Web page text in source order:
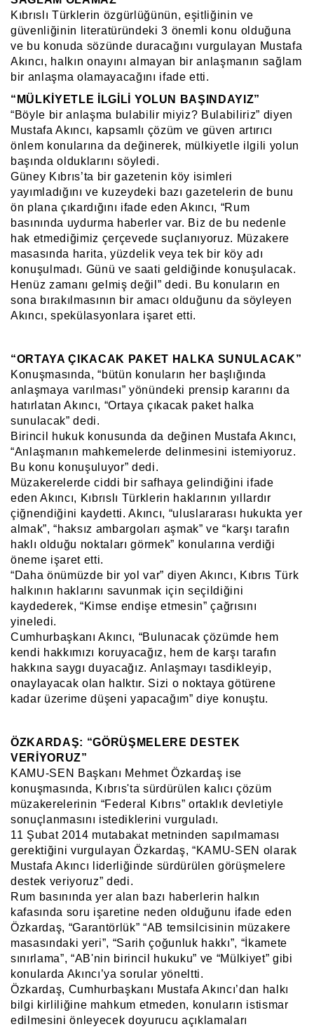
Kıbrıslı Türklerin özgürlüğünün, eşitliğinin ve
güvenliğinin literatüründeki 3 önemli konu olduğuna
ve bu konuda sözünde duracağını vurgulayan Mustafa
Akıncı, halkın onayını almayan bir anlaşmanın sağlam
bir anlaşma olamayacağını ifade etti.
“MÜLKİYETLE İLGİLİ YOLUN BAŞINDAYIZ”
“Böyle bir anlaşma bulabilir miyiz? Bulabiliriz” diyen
Mustafa Akıncı, kapsamlı çözüm ve güven artırıcı
önlem konularına da değinerek, mülkiyetle ilgili yolun
başında olduklarını söyledi.
Güney Kıbrıs’ta bir gazetenin köy isimleri
yayımladığını ve kuzeydeki bazı gazetelerin de bunu
ön plana çıkardığını ifade eden Akıncı, “Rum
basınında uydurma haberler var. Biz de bu nedenle
hak etmediğimiz çerçevede suçlanıyoruz. Müzakere
masasında harita, yüzdelik veya tek bir köy adı
konuşulmadı. Günü ve saati geldiğinde konuşulacak.
Henüz zamanı gelmiş değil” dedi. Bu konuların en
sona bırakılmasının bir amacı olduğunu da söyleyen
Akıncı, spekülasyonlara işaret etti.
“ORTAYA ÇIKACAK PAKET HALKA SUNULACAK”
Konuşmasında, “bütün konuların her başlığında
anlaşmaya varılması” yönündeki prensip kararını da
hatırlatan Akıncı, “Ortaya çıkacak paket halka
sunulacak” dedi.
Birincil hukuk konusunda da değinen Mustafa Akıncı,
“Anlaşmanın mahkemelerde delinmesini istemiyoruz.
Bu konu konuşuluyor” dedi.
Müzakerelerde ciddi bir safhaya gelindiğini ifade
eden Akıncı, Kıbrıslı Türklerin haklarının yıllardır
çiğnendiğini kaydetti. Akıncı, “uluslararası hukukta yer
almak”, “haksız ambargoları aşmak” ve “karşı tarafın
haklı olduğu noktaları görmek” konularına verdiği
öneme işaret etti.
“Daha önümüzde bir yol var” diyen Akıncı, Kıbrıs Türk
halkının haklarını savunmak için seçildiğini
kaydederek, “Kimse endişe etmesin” çağrısını
yineledi.
Cumhurbaşkanı Akıncı, “Bulunacak çözümde hem
kendi hakkımızı koruyacağız, hem de karşı tarafın
hakkına saygı duyacağız. Anlaşmayı tasdikleyip,
onaylayacak olan halktır. Sizi o noktaya götürene
kadar üzerime düşeni yapacağım” diye konuştu.
ÖZKARDAŞ: “GÖRÜŞMELERE DESTEK
VERİYORUZ”
KAMU-SEN Başkanı Mehmet Özkardaş ise
konuşmasında, Kıbrıs'ta sürdürülen kalıcı çözüm
müzakerelerinin “Federal Kıbrıs” ortaklık devletiyle
sonuçlanmasını istediklerini vurguladı.
11 Şubat 2014 mutabakat metninden sapılmaması
gerektiğini vurgulayan Özkardaş, “KAMU-SEN olarak
Mustafa Akıncı liderliğinde sürdürülen görüşmelere
destek veriyoruz” dedi.
Rum basınında yer alan bazı haberlerin halkın
kafasında soru işaretine neden olduğunu ifade eden
Özkardaş, “Garantörlük” “AB temsilcisinin müzakere
masasındaki yeri”, “Sarih çoğunluk hakkı”, “İkamete
sınırlama”, “AB'nin birincil hukuku” ve “Mülkiyet” gibi
konularda Akıncı’ya sorular yöneltti.
Özkardaş, Cumhurbaşkanı Mustafa Akıncı’dan halkı
bilgi kirliliğine mahkum etmeden, konuların istismar
edilmesini önleyecek doyurucu açıklamaları